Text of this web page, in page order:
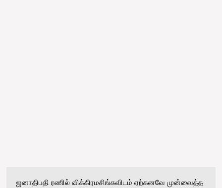
ஜனாதிபதி ரணில் விக்கிரமசிங்கவிடம் ஏற்கனவே முன்வைத்த